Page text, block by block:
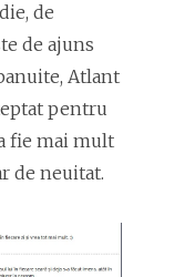
de
de ajuns
Atlant
pentru
fie mai mult
de neuitat.